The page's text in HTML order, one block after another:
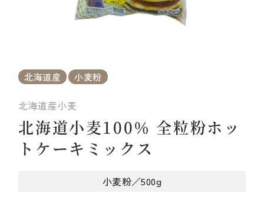
北海道産 小麦粉
北海道産小麦
北海道小麦100％ 全粒粉ホッ
トケーキミックス
小麦粉／500g